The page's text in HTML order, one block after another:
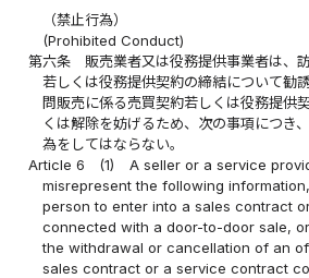
（禁止行為）
(Prohibited Conduct)
第六条
販売業者又は役務提供事業者は、
若しくは役務提供契約の締結について勧
問販売に係る売買契約若しくは役務提供
くは解除を妨げるため、次の事項につき
為をしてはならない。
Article 6
(1)
A seller or a service
misrepresent the following
person to enter into a sales contract
connected with a door-to-door sale,
the withdrawal or cancellation of an
sales contract or a service contract